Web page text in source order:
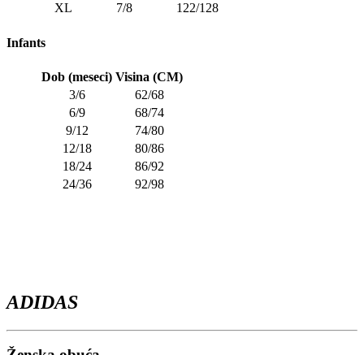
XL
7/8 122/128
Infants
Dob (meseci) Visina (CM)
3/6
62/68
6/9
68/74
9/12
74/80
12/18
80/86
18/24
86/92
24/36
92/98
ADIDAS